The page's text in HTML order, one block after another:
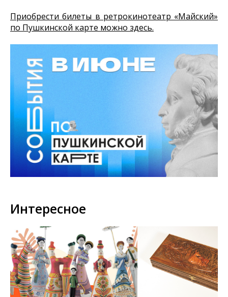
Приобрести билеты в ретрокинотеатр «Майский»
по Пушкинской карте можно здесь.
Интересное